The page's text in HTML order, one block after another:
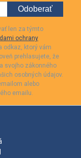
Odoberať
len za týmto
ochrany
odkaz, ktorý vám
prehlasujete, že
svojho zákonného
osobných údajov.
alebo
emailu.